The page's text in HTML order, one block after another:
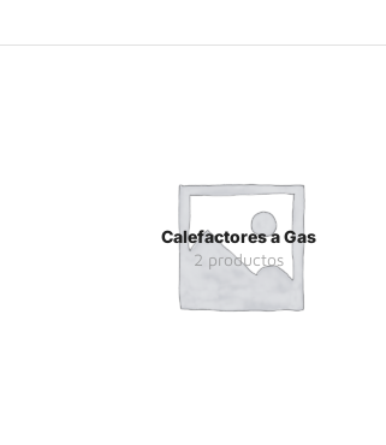
Calefactores a Gas
2 productos